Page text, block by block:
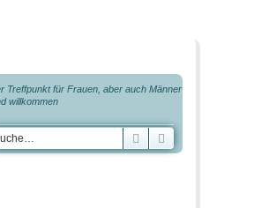
Treffpunkt für Frauen, aber auch Männer
willkommen
Suche